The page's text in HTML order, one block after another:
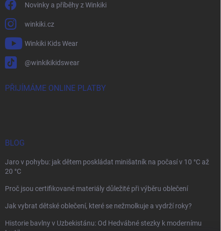
Novinky a příběhy z Winkiki
winkiki.cz
Winkiki Kids Wear
@winkikikidswear
PŘIJÍMÁME ONLINE PLATBY
BLOG
Jaro v pohybu: jak dětem poskládat minišatník na počasí v 10 °C až
20 °C
Proč jsou certifikované materiály důležité při výběru oblečení
Jak vybrat dětské oblečení, které se nežmolkuje a vydrží roky?
Historie bavlny v Uzbekistánu: Od Hedvábné stezky k modernímu